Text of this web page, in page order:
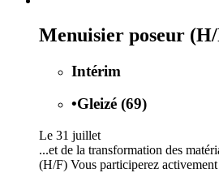
Menuisier poseur
Intérim
•Gleizé (69)
Le 31 juillet
...et de la transformation des
(H/F) Vous participerez